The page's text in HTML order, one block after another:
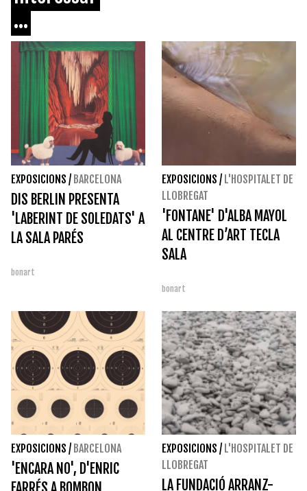
...
EXPOSICIONS / BARCELONA
DIS BERLIN PRESENTA
'LABERINT DE SOLEDATS' A
LA SALA PARÉS
bonart
EXPOSICIONS / L'HOSPITALET DE
LLOBREGAT
'FONTANE' D'ALBA MAYOL
AL CENTRE D’ART TECLA
SALA
bonart
EXPOSICIONS / BARCELONA
'ENCARA NO', D'ENRIC
EXPOSICIONS / L'HOSPITALET DE
LLOBREGAT
LA FUNDACIÓ ARRANZ-